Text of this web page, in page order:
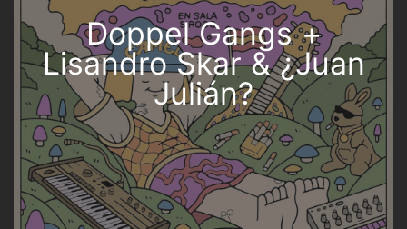
Doppel Gangs +
Lisandro Skar & ¿Juan
Julián?